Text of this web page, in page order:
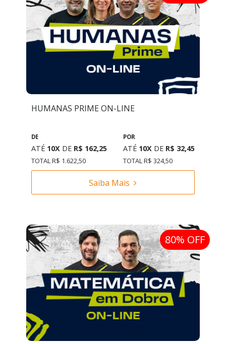
HUMANAS PRIME ON-LINE
DE
ATÉ 10X DE R$ 162,25
TOTAL R$ 1.622,50
POR
ATÉ 10XDE R$ 32,45
TOTAL R$ 324,50
Saiba Mais
80% OFF